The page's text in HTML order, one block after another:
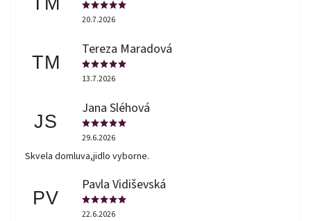
20.7.2026
TM
Tereza Maradová
13.7.2026
JS
Jana Sléhová
29.6.2026
Skvela domluva,jidlo vyborne.
PV
Pavla Vidiševská
22.6.2026